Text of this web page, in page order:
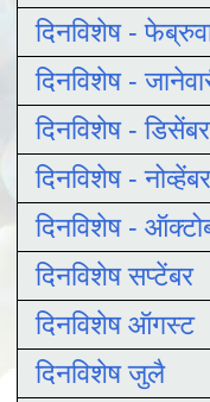
दिनविशेष -
दिनविशेष -
दिनविशेष - डिसेंबर
दिनविशेष - नोव्हेंबर
दिनविशेष -
दिनविशेष सप्टेंबर
दिनविशेष ऑगस्ट
दिनविशेष जुलै